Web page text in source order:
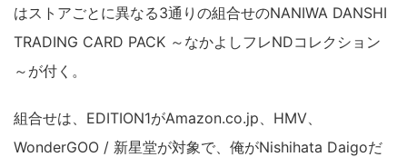
はストアごとに異なる3通りの組合せのNANIWA DANSHI
TRADING CARD PACK ～なかよしフレNDコレクション
～が付く。
組合せは、EDITION1がAmazon.co.jp、HMV、
WonderGOO / 新星堂が対象で、俺がNishihata Daigoだ